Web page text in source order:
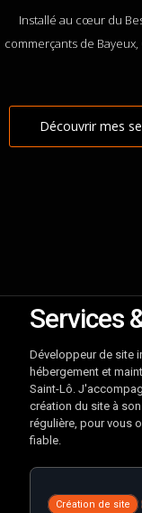
Installé au cœur du
commerçants de
Découvrir mes
Services
Développeur de site
hébergement et
Saint-Lô.
création du site à
régulière, pour vous
fiable.
Création de site